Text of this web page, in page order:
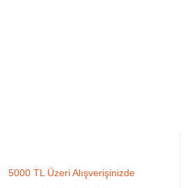
5000 TL Üzeri Alışverişinizde